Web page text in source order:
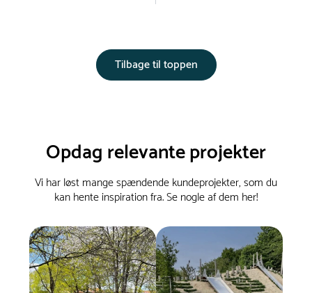
Tilbage til toppen
Opdag relevante projekter
Vi har løst mange spændende kundeprojekter, som du
kan hente inspiration fra. Se nogle af dem her!